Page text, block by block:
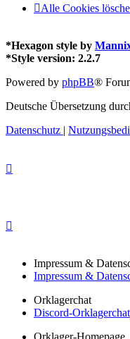
Alle Cookies
*Hexagon style by
*Style version: 2.2.7
Powered by phpBB®
Deutsche Übersetzung
Datenschutz |
Impressum &
Impressum &
Orklagerchat
Discord-Orklagerchat